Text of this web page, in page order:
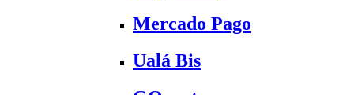
Mercado Pago
Ualá Bis